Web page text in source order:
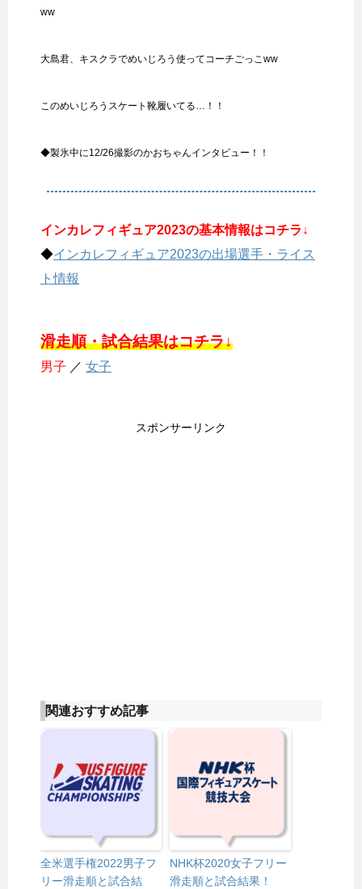
ww
大島君、キスクラでめいじろう使ってコーチごっこww
このめいじろうスケート靴履いてる…！！
◆製氷中に12/26撮影のかおちゃんインタビュー！！
インカレフィギュア2023の基本情報はコチラ↓
◆インカレフィギュア2023の出場選手・ライス
ト情報
滑走順・試合結果はコチラ↓
男子 ／ 女子
スポンサーリンク
関連おすすめ記事
全米選手権2022男子フ
リー滑走順と試合結
NHK杯2020女子フリー
滑走順と試合結果！